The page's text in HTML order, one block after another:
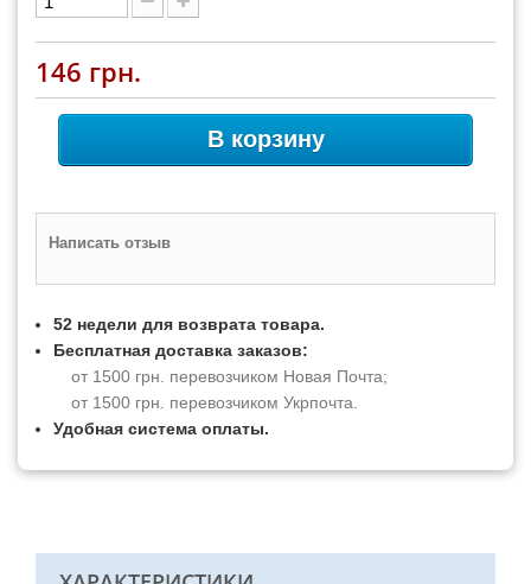
146 грн.
В корзину
Написать отзыв
52 недели для возврата товара.
Бесплатная доставка заказов:
от 1500 грн. перевозчиком Новая Почта;
от 1500 грн. перевозчиком Укрпочта.
Удобная система оплаты.